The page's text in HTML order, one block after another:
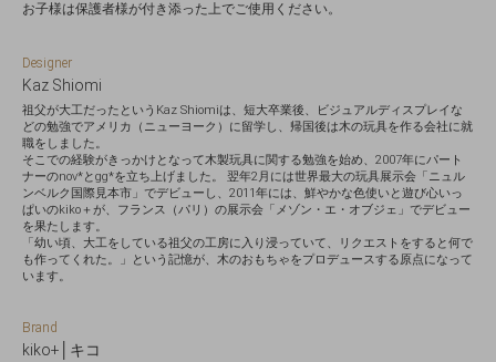
お子様は保護者様が付き添った上でご使用ください。
Designer
Kaz Shiomi
祖父が大工だったというKaz Shiomiは、短大卒業後、ビジュアルディスプレイな
どの勉強でアメリカ（ニューヨーク）に留学し、帰国後は木の玩具を作る会社に就
職をしました。
そこでの経験がきっかけとなって木製玩具に関する勉強を始め、2007年にパート
ナーのnov*とgg*を立ち上げました。 翌年2月には世界最大の玩具展示会「ニュル
ンベルク国際見本市」でデビューし、2011年には、鮮やかな色使いと遊び心いっ
ぱいのkiko＋が、フランス（パリ）の展示会「メゾン・エ・オブジェ」でデビュー
を果たします。
「幼い頃、大工をしている祖父の工房に入り浸っていて、リクエストをすると何で
も作ってくれた。」という記憶が、木のおもちゃをプロデュースする原点になって
います。
Brand
kiko+│キコ